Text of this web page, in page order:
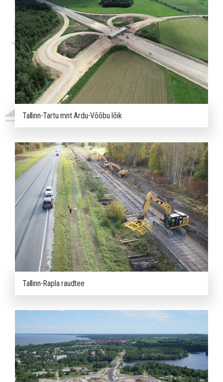
Tallinn-Tartu mnt Ardu-Võõbu lõik
Tallinn-Rapla raudtee